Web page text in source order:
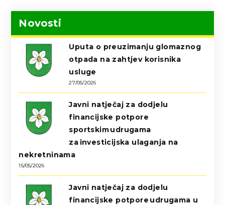
Novosti
Uputa o preuzimanju glomaznog
otpada na zahtjev korisnika
usluge
27/05/2026
Javni natječaj za dodjelu
financijske potpore
sportskim udrugama
za investicijska ulaganja na
nekretninama
15/05/2026
Javni natječaj za dodjelu
financijske potpore udrugama u